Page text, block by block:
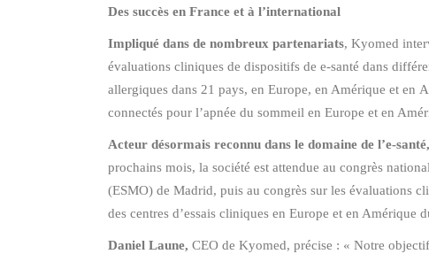
Des succès en France et à l’international
Impliqué dans de nombreux partenariats, Kyomed
évaluations cliniques de dispositifs de e-santé dans
allergiques dans 21 pays, en Europe, en Amérique et en
connectés pour l’apnée du sommeil en Europe et en
Acteur désormais reconnu dans le domaine de l’e-santé,
prochains mois, la société est attendue au congrès
(ESMO) de Madrid, puis au congrès sur les évaluations
des centres d’essais cliniques en Europe et en
Daniel Laune, CEO de Kyomed, précise : « Notre